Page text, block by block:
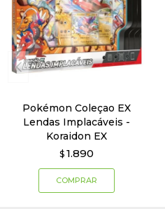
Pokémon Coleçao EX
Lendas Implacáveis -
Koraidon EX
$ 1.890